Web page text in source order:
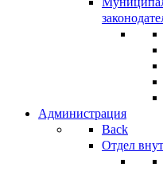
Администрация
Back
Отдел